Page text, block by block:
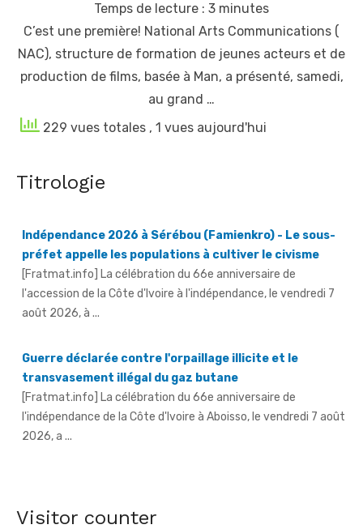
Temps de lecture : 3 minutes
C’est une première! National Arts Communications (
NAC), structure de formation de jeunes acteurs et de
production de films, basée à Man, a présenté, samedi,
au grand …
229 vues totales , 1 vues aujourd'hui
Titrologie
Indépendance 2026 à Sérébou (Famienkro) - Le sous-
[Fratmat.info] La célébration du 66e anniversaire de
l'accession de la Côte d'Ivoire à l'indépendance, le vendredi 7
août 2026, à ...
Guerre déclarée contre l'orpaillage illicite et le
[Fratmat.info] La célébration du 66e anniversaire de
l'indépendance de la Côte d'Ivoire à Aboisso, le vendredi 7 août
2026, a ...
An 66 de l'indépendance à Sandegué - Le préfet rend
Gontougo, a célébré, le vendredi 7 août 2026, le 66e
Visitor counter